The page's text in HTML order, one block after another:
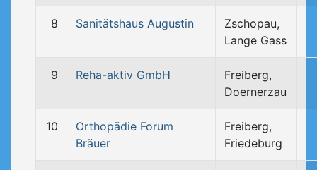
8 Sanitätshaus Augustin
Zschopau,
Lange Gass
9 Reha-aktiv GmbH
Freiberg,
Doernerzau
10
Orthopädie Forum
Bräuer
Freiberg,
Friedeburg